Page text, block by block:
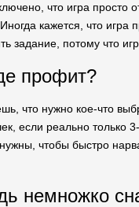
что игра просто
кажется, что
задание, потому что
профит?
что нужно кое-что
если реально
чтобы быстро
немножко